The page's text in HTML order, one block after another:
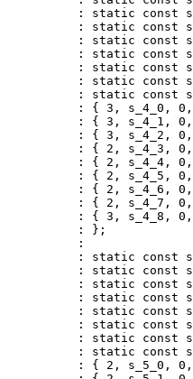
: static const
: static const
: static const
: static const
: static const
: static const
: static const
: { 3, s_4_0,
: { 3, s_4_1,
: { 3, s_4_2,
: { 2, s_4_3,
: { 2, s_4_4,
: { 2, s_4_5,
: { 2, s_4_6,
: { 2, s_4_7,
: { 3, s_4_8,
: };
:
: static const
: static const
: static const
: static const
: static const
: static const
: static const
: static const
: { 2, s_5_0,